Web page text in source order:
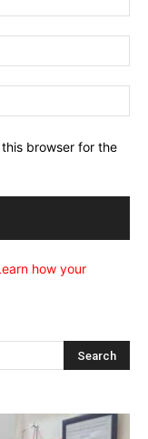
browser for the
how your